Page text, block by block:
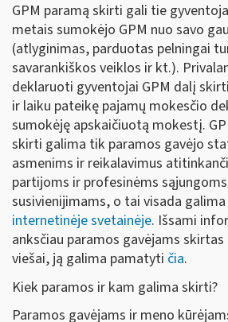
GPM paramą skirti gali tie
metais sumokėjo GPM nuo savo
(atlyginimas, parduotas pelningai
savarankiškos veiklos ir kt.).
deklaruoti gyventojai GPM dalį
ir laiku pateikę pajamų mokesčio
sumokėję apskaičiuotą mokestį.
skirti galima tik paramos gavėjo
asmenims ir reikalavimus
partijoms ir profesinėms
susivienijimams, o tai visada
internetinėje svetainėje. Išsami
anksčiau paramos gavėjams
viešai, ją galima pamatyti čia.
Kiek paramos ir kam galima skirti?
Paramos gavėjams ir meno